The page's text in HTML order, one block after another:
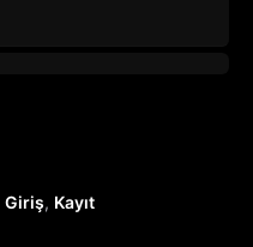
Giriş, Kayıt